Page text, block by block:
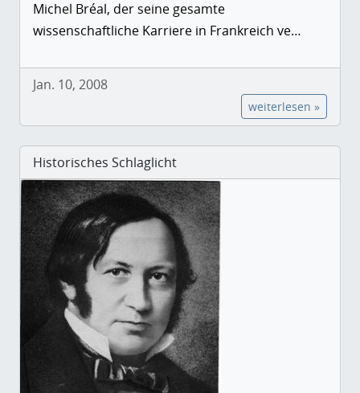
Michel Bréal, der seine gesamte
wissenschaftliche Karriere in Frankreich ve…
Jan. 10, 2008
weiterlesen »
Historisches Schlaglicht